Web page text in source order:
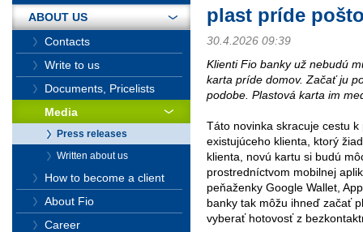
plast príde
30.4.2026 09:39
Klienti Fio banky už nebudú
karta príde domov. Začať ju
podobe. Plastová karta im
Táto novinka skracuje cestu
existujúceho klienta, ktorý
klienta, novú kartu si budú
prostredníctvom mobilnej
peňaženky Google Wallet,
banky tak môžu ihneď začať
vyberať hotovosť z
ABOUT US
Contacts
Write to us
Documents, Pricelists
Media
Press releases
Written about us
How to become a client
About Fio
Career